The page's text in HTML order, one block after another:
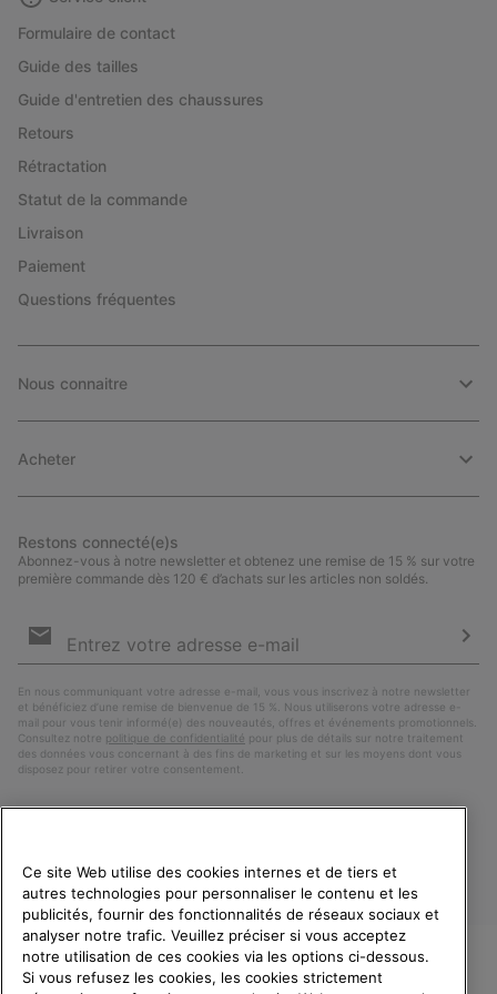
Formulaire de contact
Guide des tailles
Guide d'entretien des chaussures
Retours
Rétractation
Statut de la commande
Livraison
Paiement
Questions fréquentes
Nous connaitre
Acheter
Restons connecté(e)s
Abonnez-vous à notre newsletter et obtenez une remise de 15 % sur votre
première commande dès 120 € d’achats sur les articles non soldés.
par
En nous communiquant votre adresse e-mail, vous vous inscrivez à notre newsletter
et bénéficiez d’une remise de bienvenue de 15 %. Nous utiliserons votre adresse e-
mail pour vous tenir informé(e) des nouveautés, offres et événements promotionnels.
Consultez notre politique de confidentialité pour plus de détails sur notre traitement
des données vous concernant à des fins de marketing et sur les moyens dont vous
disposez pour retirer votre consentement.
France
Ce site Web utilise des cookies internes et de tiers et
autres technologies pour personnaliser le contenu et les
publicités, fournir des fonctionnalités de réseaux sociaux et
analyser notre trafic. Veuillez préciser si vous acceptez
notre utilisation de ces cookies via les options ci-dessous.
Si vous refusez les cookies, les cookies strictement